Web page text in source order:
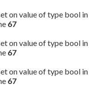
on value of type bool in
67
on value of type bool in
67
on value of type bool in
67